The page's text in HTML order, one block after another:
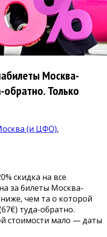
Москва-
Только
(и ЦФО),
скидка на все
за билеты Москва-
чем та о которой
туда-обратно.
стоимости мало — даты